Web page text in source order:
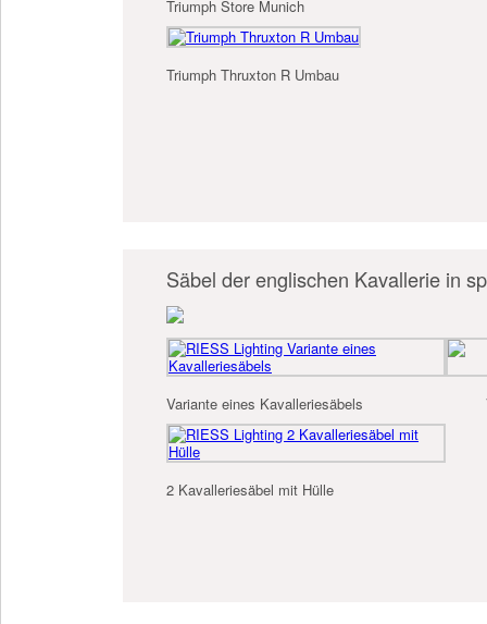
Triumph Store Munich
Triumph Thruxton R Umbau
Säbel der englischen Kavallerie in
Variante eines Kavalleriesäbels
2 Kavalleriesäbel mit Hülle